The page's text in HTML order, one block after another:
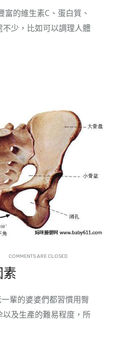
的維生素C、蛋白質、
少，比如可以調理人體
COMMENTS ARE CLOSED
素
的婆婆們都習慣用臀
及生產的難易程度，所